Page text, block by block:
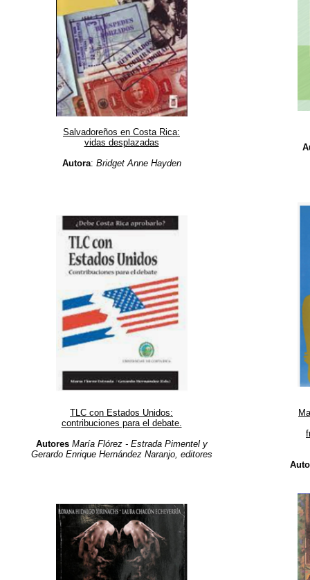
Salvadoreños en Costa Rica:
vidas desplazadas
Autora: Bridget Anne Hayden
TLC con Estados Unidos:
contribuciones para el debate.
Autores María Flórez - Estrada Pimentel y
Gerardo Enrique Hernández Naranjo, editores